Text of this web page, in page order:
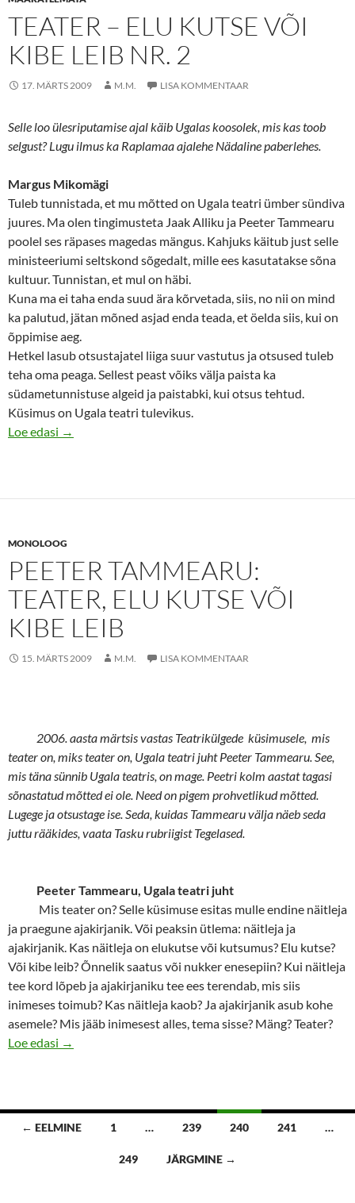
TEATER – ELU KUTSE VÕI
KIBE LEIB NR. 2
17. MÄRTS 2009 M.M. LISA KOMMENTAAR
Selle loo ülesriputamise ajal käib Ugalas koosolek, mis kas toob
selgust? Lugu ilmus ka Raplamaa ajalehe Nädaline paberlehes.
Margus Mikomägi
Tuleb tunnistada, et mu mõtted on Ugala teatri ümber sündiva
juures. Ma olen tingimusteta Jaak Alliku ja Peeter Tammearu
poolel ses räpases magedas mängus. Kahjuks käitub just selle
ministeeriumi seltskond sõgedalt, mille ees kasutatakse sõna
kultuur. Tunnistan, et mul on häbi.
Kuna ma ei taha enda suud ära kõrvetada, siis, no nii on mind
ka palutud, jätan mõned asjad enda teada, et öelda siis, kui on
õppimise aeg.
Hetkel lasub otsustajatel liiga suur vastutus ja otsused tuleb
teha oma peaga. Sellest peast võiks välja paista ka
südametunnistuse algeid ja paistabki, kui otsus tehtud.
Küsimus on Ugala teatri tulevikus.
Loe edasi
Teater – elu kutse või kibe leib nr. 2
→
MONOLOOG
PEETER TAMMEARU:
TEATER, ELU KUTSE VÕI
KIBE LEIB
15. MÄRTS 2009 M.M. LISA KOMMENTAAR
2006. aasta märtsis vastas Teatrikülgede küsimusele, mis
teater on, miks teater on, Ugala teatri juht Peeter Tammearu. See,
mis täna sünnib Ugala teatris, on mage. Peetri kolm aastat tagasi
sõnastatud mõtted ei ole. Need on pigem prohvetlikud mõtted.
Lugege ja otsustage ise. Seda, kuidas Tammearu välja näeb seda
juttu rääkides, vaata Tasku rubriigist Tegelased.
Peeter Tammearu, Ugala teatri juht
Mis teater on? Selle küsimuse esitas mulle endine näitleja
ja praegune ajakirjanik. Või peaksin ütlema: näitleja ja
ajakirjanik. Kas näitleja on elukutse või kutsumus? Elu kutse?
Või kibe leib? Õnnelik saatus või nukker enesepiin? Kui näitleja
tee kord lõpeb ja ajakirjaniku tee ees terendab, mis siis
inimeses toimub? Kas näitleja kaob? Ja ajakirjanik asub kohe
asemele? Mis jääb inimesest alles, tema sisse? Mäng? Teater?
Loe edasi
Peeter Tammearu: Teater, elu kutse või kibe leib
→
Postituste
← EELMINE 1 … 239 240 241 …
249 JÄRGMINE →